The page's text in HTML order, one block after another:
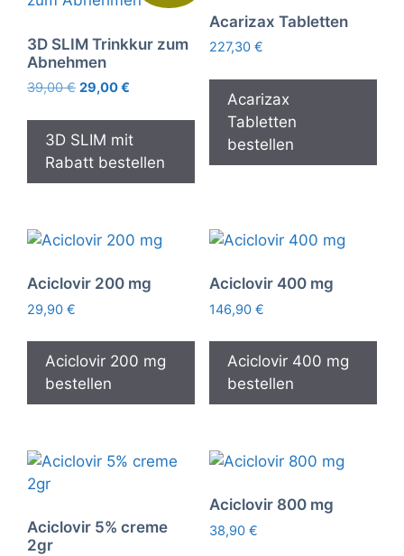
3D SLIM Trinkkur zum
Abnehmen
39,00€ Ursprünglicher
war:
39,00 €
29,00€
ist:
29,00 €.
3D SLIM mit
Rabatt bestellen
Acarizax Tabletten
227,30 €
Acarizax
Tabletten
bestellen
Aciclovir 200 mg
29,90 €
Aciclovir 200 mg
bestellen
Aciclovir 400 mg
146,90 €
Aciclovir 400 mg
bestellen
Aciclovir 5% creme
2gr
Aciclovir 800 mg
38,90 €